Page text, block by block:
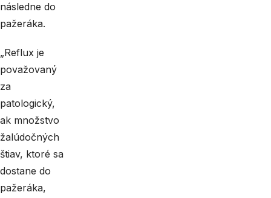
následne do
pažeráka.
„Reflux je
považovaný
za
patologický,
ak množstvo
žalúdočných
štiav, ktoré sa
dostane do
pažeráka,